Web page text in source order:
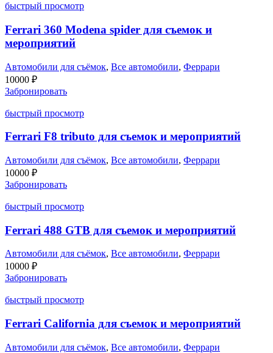
быстрый просмотр
Ferrari 360 Modena spider для съемок и
мероприятий
Автомобили для съёмок, Все автомобили, Феррари
10000 ₽
Забронировать
быстрый просмотр
Ferrari F8 tributo для съемок и мероприятий
Автомобили для съёмок, Все автомобили, Феррари
10000 ₽
Забронировать
быстрый просмотр
Ferrari 488 GTB для съемок и мероприятий
Автомобили для съёмок, Все автомобили, Феррари
10000 ₽
Забронировать
быстрый просмотр
Ferrari California для съемок и мероприятий
Автомобили для съёмок, Все автомобили, Феррари